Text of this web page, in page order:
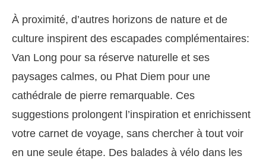
À proximité, d’autres horizons de nature et de
culture inspirent des escapades complémentaires:
Van Long pour sa réserve naturelle et ses
paysages calmes, ou Phat Diem pour une
cathédrale de pierre remarquable. Ces
suggestions prolongent l’inspiration et enrichissent
votre carnet de voyage, sans chercher à tout voir
en une seule étape. Des balades à vélo dans les